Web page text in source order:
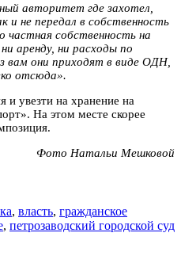
авторитет где захотел,
и не передал в собственность
частная собственность на
аренду, ни расходы по
вам они приходят в виде ОДН,
отсюда».
и увезти на хранение на
На этом месте скорее
Фото Натальи Мешковой
, власть, гражданское
, петрозаводский городской суд